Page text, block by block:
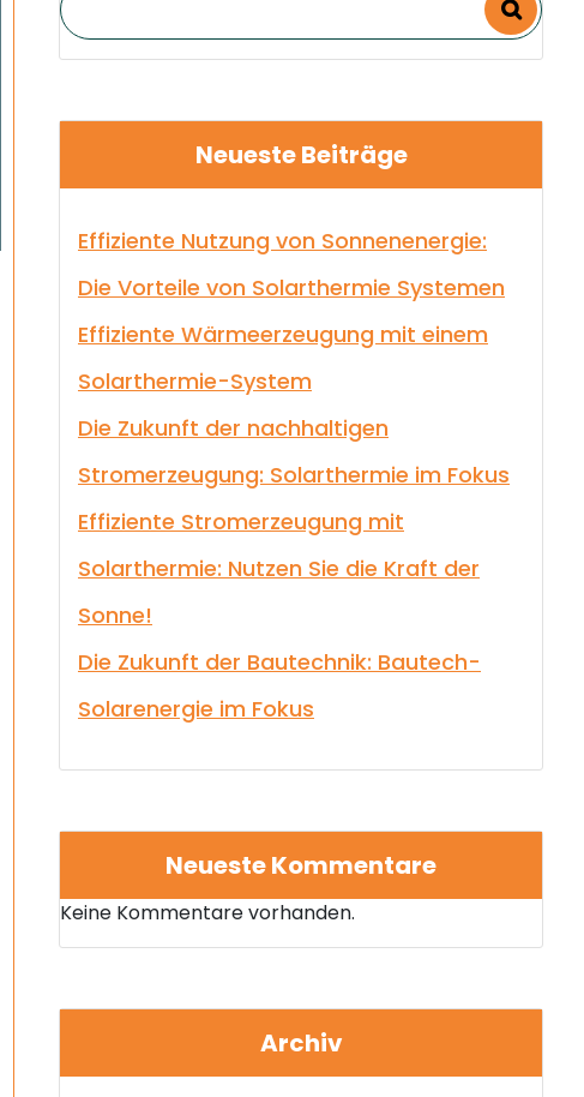
Neueste Beiträge
Effiziente Nutzung von Sonnenenergie:
Die Vorteile von Solarthermie Systemen
Effiziente Wärmeerzeugung mit einem
Solarthermie-System
Die Zukunft der nachhaltigen
Stromerzeugung: Solarthermie im Fokus
Effiziente Stromerzeugung mit
Solarthermie: Nutzen Sie die Kraft der
Sonne!
Die Zukunft der Bautechnik: Bautech-
Solarenergie im Fokus
Neueste Kommentare
Keine Kommentare vorhanden.
Archiv